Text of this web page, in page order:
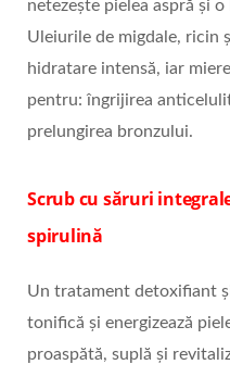
netezește pielea aspră și
Uleiurile de migdale, ricin
hidratare intensă, iar
pentru: îngrijirea
prelungirea bronzului.
Scrub cu săruri
spirulină
Un tratament detoxifiant
tonifică și energizează
proaspătă, suplă și